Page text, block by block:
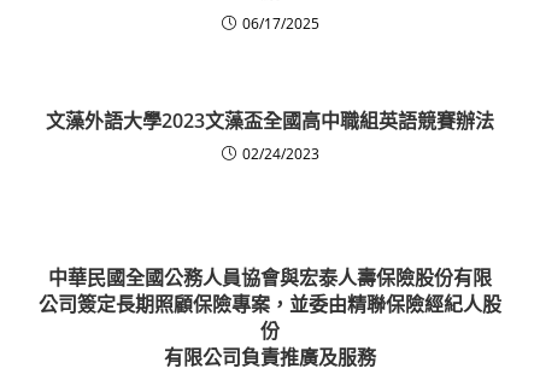
06/17/2025
文藻外語大學2023文藻盃全國高中職組英語競賽辦法
02/24/2023
中華民國全國公務人員協會與宏泰人壽保險股份有限
公司簽定長期照顧保險專案，並委由精聯保險經紀人股
份
有限公司負責推廣及服務